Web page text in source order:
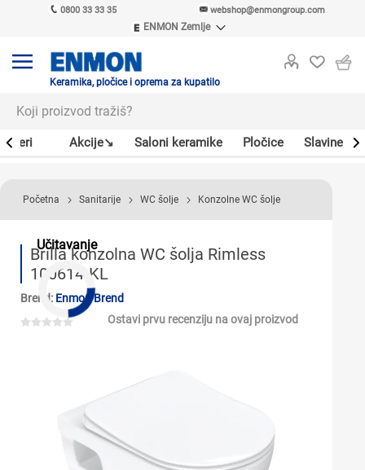
0800 33 33 35 webshop@enmongroup.com
ENMON Zemlje
ENMON MKD
Keramika, pločice i oprema za kupatilo
Akcije↘ Saloni keramike Pločice Slavine
Učitavanje
Početna Sanitarije WC šolje Konzolne WC šolje
Brilla konzolna WC šolja Rimless
100614-KL
Brend: Enmon Brend
Ostavi prvu recenziju na ovaj proizvod